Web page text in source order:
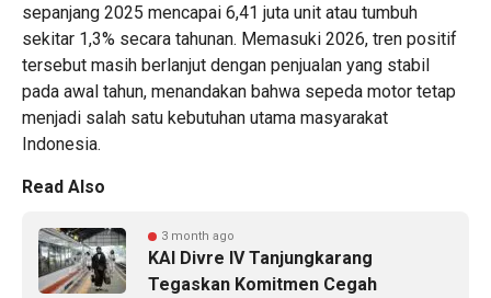
sepanjang 2025 mencapai 6,41 juta unit atau tumbuh
sekitar 1,3% secara tahunan. Memasuki 2026, tren positif
tersebut masih berlanjut dengan penjualan yang stabil
pada awal tahun, menandakan bahwa sepeda motor tetap
menjadi salah satu kebutuhan utama masyarakat
Indonesia.
Read Also
3 month ago
KAI Divre IV Tanjungkarang
Tegaskan Komitmen Cegah